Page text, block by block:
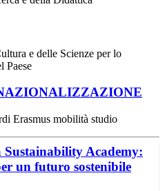
e delle Scienze per lo
Paese
Erasmus mobilità studio
Academy:
un futuro sostenibile